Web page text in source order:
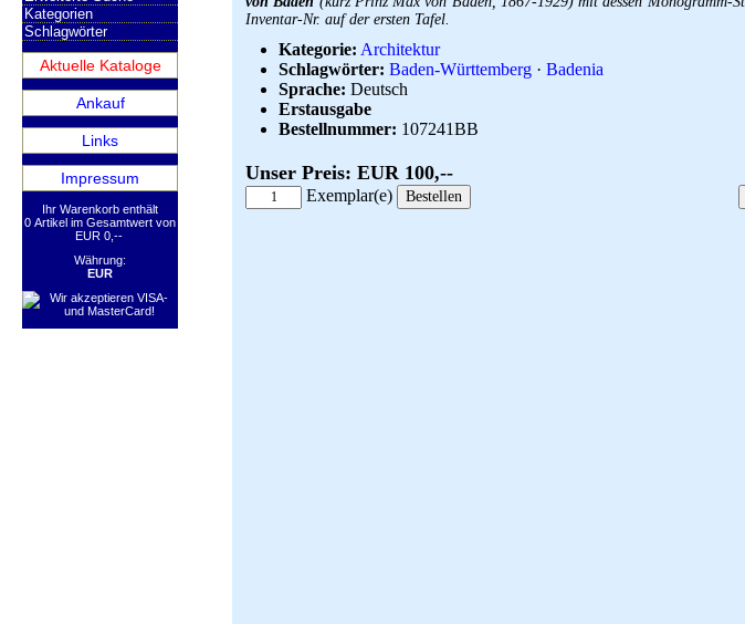
Kategorien
Schlagwörter
Aktuelle Kataloge
Ankauf
Links
Impressum
Ihr Warenkorb enthält
0 Artikel im Gesamtwert von
EUR 0,--
Währung:
EUR
Inventar-Nr. auf der ersten Tafel.
Kategorie: Architektur
Schlagwörter: Baden-Württemberg · Badenia
Sprache: Deutsch
Erstausgabe
Bestellnummer: 107241BB
Unser Preis: EUR 100,--
Exemplar(e)